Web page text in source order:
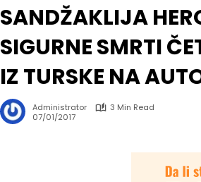
SANDŽAKLIJA
SIGURNE SMRTI
IZ TURSKE NA
Administrator
3 Min Read
07/01/2017